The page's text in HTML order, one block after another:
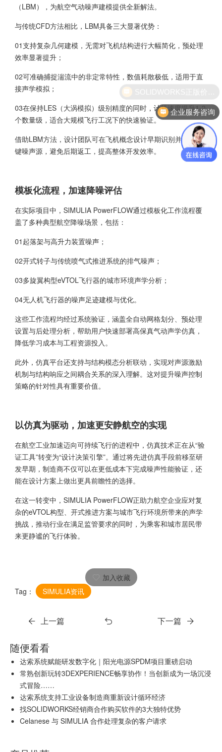
（LBM），为航空气动噪声建模提供全新解法。
与传统CFD方法相比，LBM具备三大显著优势：
01支持复杂几何建模，无需对飞机结构进行大幅简化，预处理
效率显著提升；
02可准确捕捉湍流中的非定常特性，数值耗散极低，适用于直
接声学模拟；
03在保持LES（大涡模拟）级别精度的同时，计算速度提升1-2
个数量级，适合大规模飞行工况下的快速验证。
借助LBM方法，设计团队可在飞机概念设计早期识别并优化关
键噪声源，避免后期返工，提高整体开发效率。
模板化流程，加速降噪评估
在实际项目中， SIMULIA PowerFLOW通过模板化工作流程覆
盖了多种典型航空降噪场景，包括：
01起落架与高升力装置噪声；
02开式转子与传统喷气式推进系统的排气噪声；
03多旋翼构型eVTOL飞行器的城市环境声学分析；
04无人机飞行器的噪声足迹建模与优化。
这些工作流程均经过系统验证，涵盖全自动网格划分、预处理
设置与后处理分析，帮助用户快速部署高保真气动声学仿真，
降低学习成本与工程资源投入。
此外，仿真平台还支持与结构模态分析联动，实现对声源激励
机制与结构响应之间耦合关系的深入理解。这对提升噪声控制
策略的针对性具有重要价值。
以仿真为驱动，加速更安静航空的实现
在航空工业加速迈向可持续飞行的进程中，仿真技术正在从“验
证工具”转变为“设计决策引擎”。通过将先进仿真手段前移至研
发早期，制造商不仅可以在更低成本下完成噪声性能验证，还
能在设计方案上做出更具前瞻性的选择。
在这一转变中， SIMULIA PowerFLOW正助力航空企业应对复
杂的eVTOL构型、开式推进方案与城市飞行环境所带来的声学
挑战，推动行业在满足监管要求的同时，为乘客和城市居民带
来更静谧的飞行体验。
加入收藏
Tag：
SIMULIA资讯
上一篇 下一篇
随便看看
达索系统赋能研发数字化｜阳光电源SPDM项目重磅启动
常熟创新玩转3DEXPERIENCE畅享协作！当创新成为一场沉浸
式冒险……
达索系统支持工业设备制造商重新设计循环经济
找SOLIDWORKS经销商合作购买软件的3大独特优势
Celanese 与 SIMULIA 合作处理复杂的客户请求
企业服务咨询